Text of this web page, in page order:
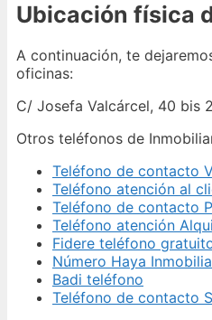
Ubicación física
A continuación, te
oficinas:
C/ Josefa Valcárcel, 40 bis
Otros teléfonos de
Teléfono de contacto
Teléfono atención al
Teléfono de contacto
Teléfono atención
Fidere teléfono
Número Haya
Badi teléfono
Teléfono de contacto